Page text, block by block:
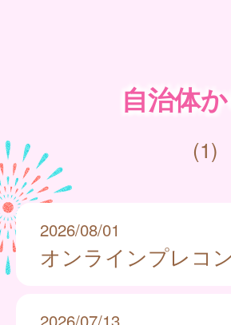
自治体
(1)
2026/08/01
オンラインプレコ
2026/07/13